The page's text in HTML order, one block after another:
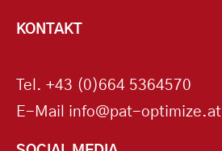
KONTAKT
Tel. +43 (0)664 5364570
E-Mail info@pat-optimize.at